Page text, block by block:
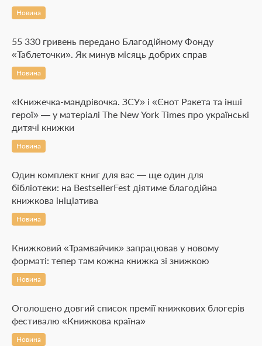
Новина
55 330 гривень передано Благодійному Фонду
«Таблеточки». Як минув місяць добрих справ
Новина
«Книжечка-мандрівочка. ЗСУ» і «Єнот Ракета та інші
герої» — у матеріалі The New York Times про українські
дитячі книжки
Новина
Один комплект книг для вас — ще один для
бібліотеки: на BestsellerFest діятиме благодійна
книжкова ініціатива
Новина
Книжковий «Трамвайчик» запрацював у новому
форматі: тепер там кожна книжка зі знижкою
Новина
Оголошено довгий список премії книжкових блогерів
фестивалю «Книжкова країна»
Новина